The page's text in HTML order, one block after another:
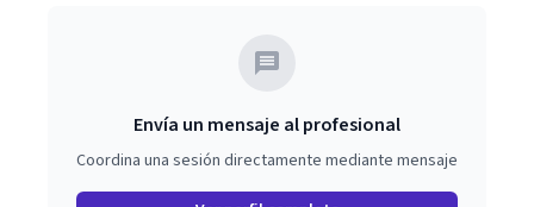
Envía un mensaje al profesional
Coordina una sesión directamente mediante mensaje